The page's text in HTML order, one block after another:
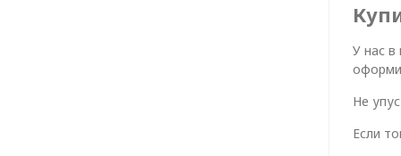
У нас в
Не
Если